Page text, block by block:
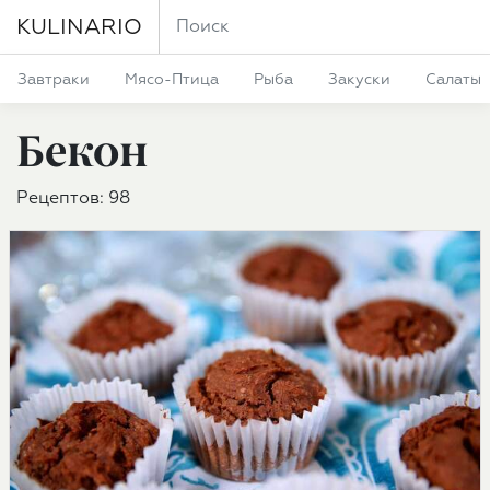
KULINARIO
Завтраки Мясо-Птица Рыба Закуски Салаты
Бекон
Рецептов: 98